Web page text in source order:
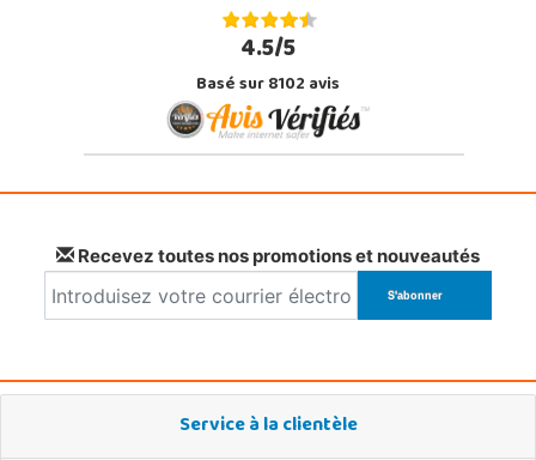
4.5/5
Basé sur 8102 avis
Recevez toutes nos promotions et nouveautés
Service à la clientèle